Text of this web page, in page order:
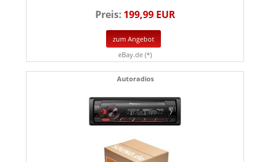
Preis: 199,99 EUR
zum Angebot
eBay.de (*)
Autoradios